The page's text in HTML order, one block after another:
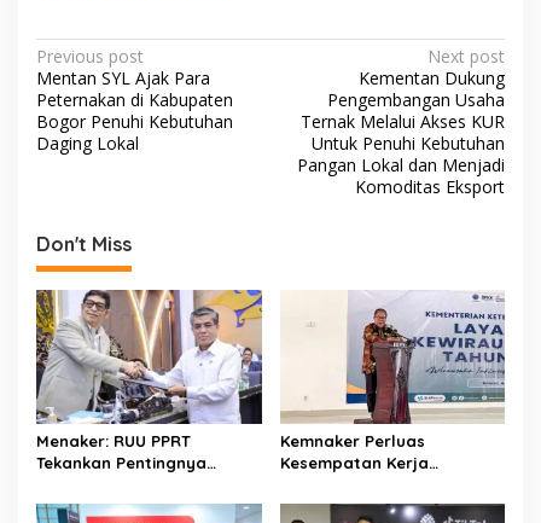
e
b
o
o
itt
er
at
s
A
ar
e
P
o
s
t
a
v
i
g
a
t
i
o
n
Previous post
Mentan SYL Ajak Para
Peternakan di Kabupaten
Bogor Penuhi Kebutuhan
Daging Lokal
Next post
Kementan Dukung
Pengembangan Usaha
Ternak Melalui Akses KUR
Untuk Penuhi Kebutuhan
Pangan Lokal dan Menjadi
Komoditas Eksport
Don't Miss
Menaker: RUU PPRT
Tekankan Pentingnya
Tangga
Kemnaker Perluas
Kesempatan Kerja
Wirausaha